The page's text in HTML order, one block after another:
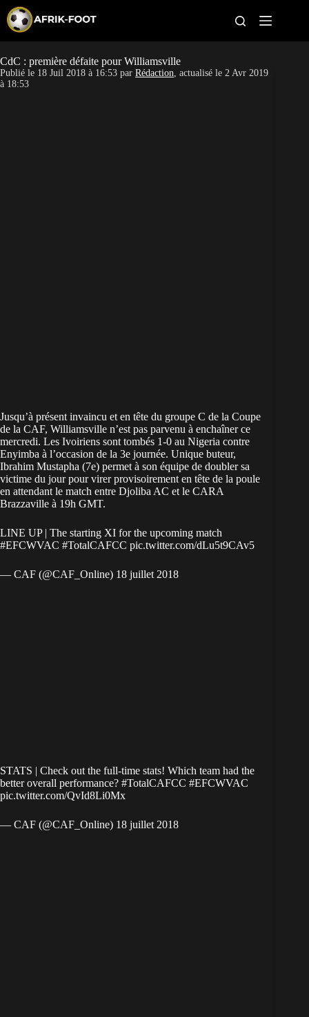
p
o
c
CAN féminine
CdC : première défaite pour Williamsville
Publié le 18 Juil 2018 à 16:53 par Rédaction, actualisé le 2 Avr 2019
à 18:53
Jusqu’à présent invaincu et en tête du groupe C de la Coupe
de la CAF, Williamsville n’est pas parvenu à enchaîner ce
mercredi. Les Ivoiriens sont tombés 1-0 au Nigeria contre
Enyimba à l’occasion de la 3e journée. Unique buteur,
Ibrahim Mustapha (7e) permet à son équipe de doubler sa
victime du jour pour virer provisoirement en tête de la poule
en attendant le match entre Djoliba AC et le CARA
Brazzaville à 19h GMT.
LINE UP | The starting XI for the upcoming match
#EFCWVAC #TotalCAFCC pic.twitter.com/dLu5t9CAv5
— CAF (@CAF_Online) 18 juillet 2018
STATS | Check out the full-time stats! Which team had the
better overall performance? #TotalCAFCC #EFCWVAC
pic.twitter.com/QvId8Li0Mx
— CAF (@CAF_Online) 18 juillet 2018